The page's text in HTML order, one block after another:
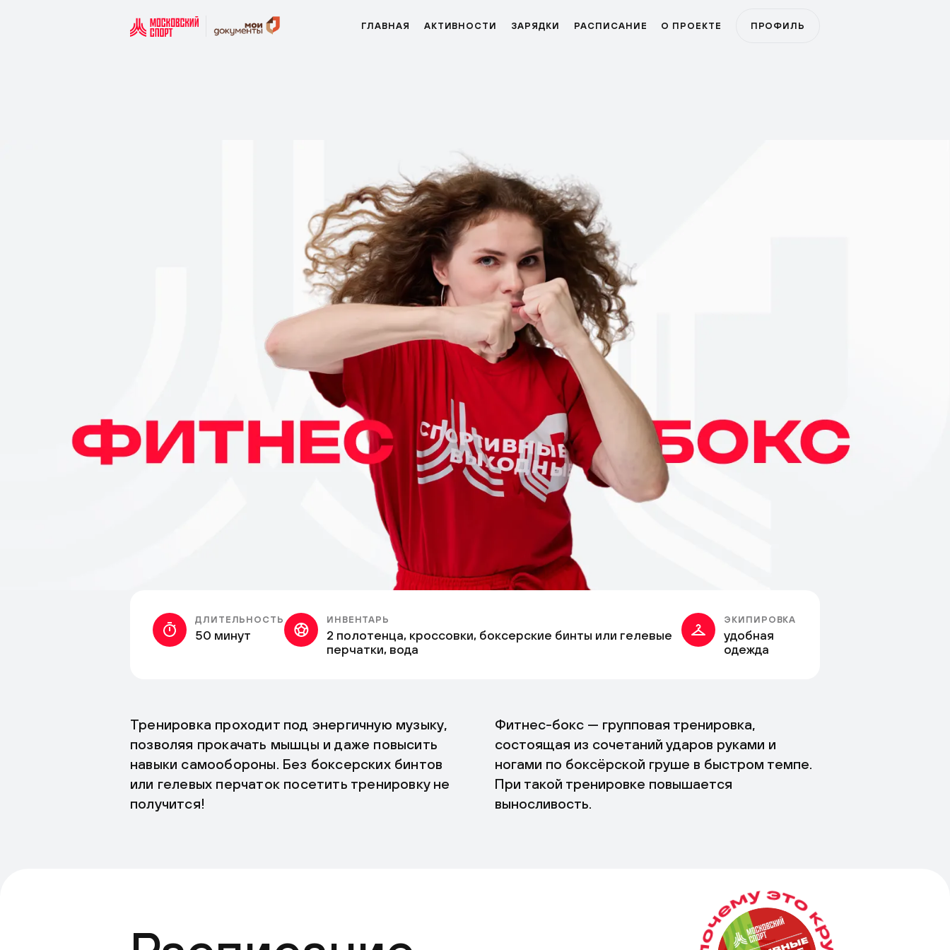
ГЛАВНАЯ АКТИВНОСТИ ЗАРЯДКИ РАСПИСАНИЕ О ПРОЕКТЕ ПРОФИЛЬ
ДЛИТЕЛЬНОСТЬ
50 минут
ИНВЕНТАРЬ
2 полотенца, кроссовки, боксерские бинты или гелевые
перчатки, вода
ЭКИПИРОВКА
удобная
одежда
Тренировка проходит под энергичную музыку,
позволяя прокачать мышцы и даже повысить
навыки самообороны. Без боксерских бинтов
или гелевых перчаток посетить тренировку не
получится!
Фитнес-бокс — групповая тренировка,
состоящая из сочетаний ударов руками и
ногами по боксёрской груше в быстром темпе.
При такой тренировке повышается
выносливость.